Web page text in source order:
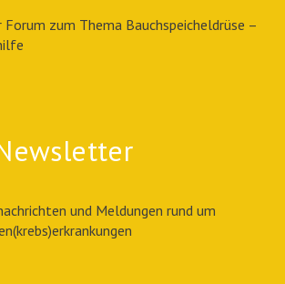
Forum zum Thema Bauchspeicheldrüse –
und Meldungen rund um